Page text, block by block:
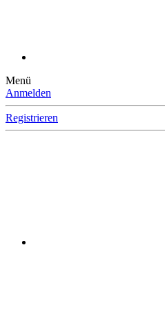
Menü
Anmelden
Registrieren